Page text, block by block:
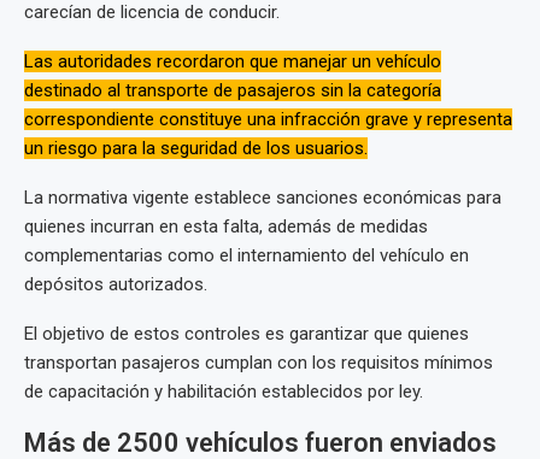
carecían de licencia de conducir.
Las autoridades recordaron que manejar un vehículo
destinado al transporte de pasajeros sin la categoría
correspondiente constituye una infracción grave y representa
un riesgo para la seguridad de los usuarios.
La normativa vigente establece sanciones económicas para
quienes incurran en esta falta, además de medidas
complementarias como el internamiento del vehículo en
depósitos autorizados.
El objetivo de estos controles es garantizar que quienes
transportan pasajeros cumplan con los requisitos mínimos
de capacitación y habilitación establecidos por ley.
Más de 2500 vehículos fueron enviados